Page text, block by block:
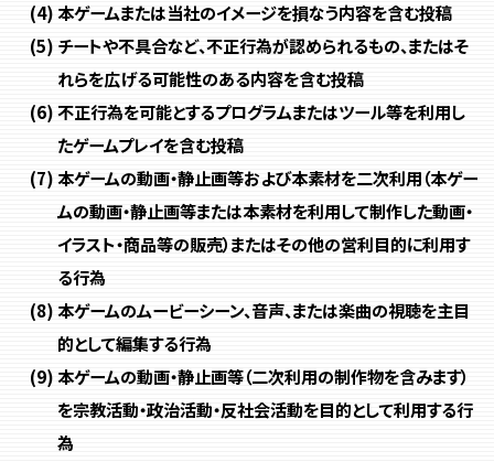
本ゲームまたは当社のイメージを損なう内容を含む投稿
チートや不具合など、不正行為が認められるもの、またはそ
れらを広げる可能性のある内容を含む投稿
不正行為を可能とするプログラムまたはツール等を利用し
たゲームプレイを含む投稿
本ゲームの動画・静止画等および本素材を二次利用（本ゲー
ムの動画・静止画等または本素材を利用して制作した動画・
イラスト・商品等の販売）またはその他の営利目的に利用す
る行為
本ゲームのムービーシーン、音声、または楽曲の視聴を主目
的として編集する行為
本ゲームの動画・静止画等（二次利用の制作物を含みます）
を宗教活動・政治活動・反社会活動を目的として利用する行
為